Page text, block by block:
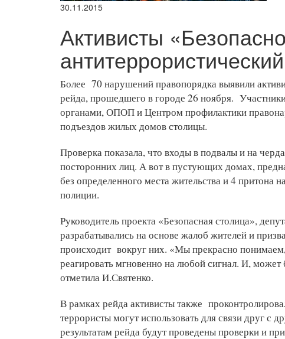
30.11.2015
Активисты
Более 70 нарушений правопорядка выявили
рейда, прошедшего в городе 26 ноября.
органами, ОПОП и Центром профилактики
подъездов жилых домов столицы.
Проверка показала, что входы в подвалы и на
посторонних лиц. А вот в пустующих домах,
без определенного места жительства и 4
полиции.
Руководитель проекта «Безопасная столица»,
разрабатывались на основе жалоб жителей и
происходит вокруг них. «Мы прекрасно
реагировать мгновенно на любой сигнал. И,
отметила И.Святенко.
В рамках рейда активисты также
террористы могут использовать для связи друг с
результатам рейда будут проведены проверки и